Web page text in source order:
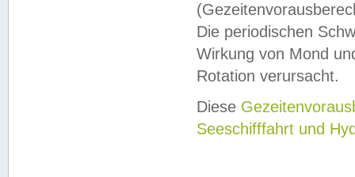
Die periodischen
Wirkung von Mond
Rotation verursacht.
Diese
Seeschifffahrt und